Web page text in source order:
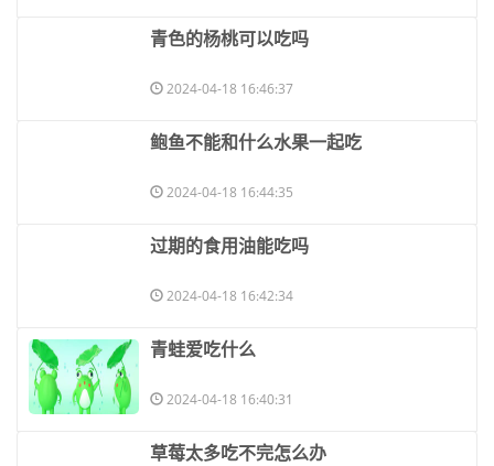
​青色的杨桃可以吃吗
2024-04-18 16:46:37
​鲍鱼不能和什么水果一起吃
2024-04-18 16:44:35
​过期的食用油能吃吗
2024-04-18 16:42:34
​青蛙爱吃什么
2024-04-18 16:40:31
​草莓太多吃不完怎么办